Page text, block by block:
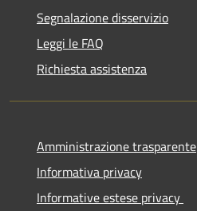
Segnalazione disservizio
Leggi le FAQ
Richiesta assistenza
Amministrazione trasparente
Informativa privacy
Informative estese privacy